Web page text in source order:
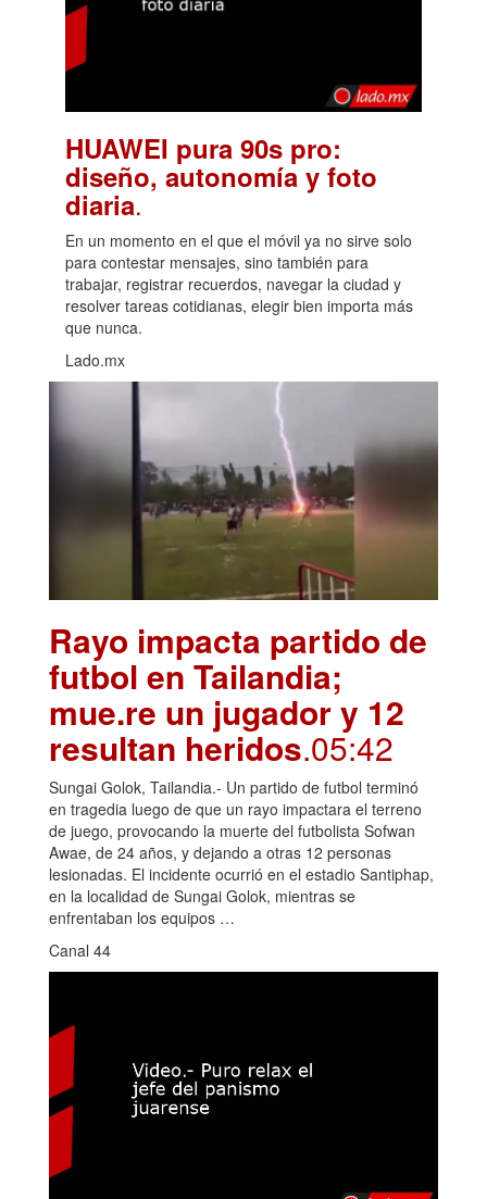
HUAWEI pura 90s pro:
diseño, autonomía y foto
diaria.
En un momento en el que el móvil ya no sirve solo
para contestar mensajes, sino también para
trabajar, registrar recuerdos, navegar la ciudad y
resolver tareas cotidianas, elegir bien importa más
que nunca.
Lado.mx
Rayo impacta partido de
futbol en Tailandia;
mue.re un jugador y 12
resultan heridos.05:42
Sungai Golok, Tailandia.- Un partido de futbol terminó
en tragedia luego de que un rayo impactara el terreno
de juego, provocando la muerte del futbolista Sofwan
Awae, de 24 años, y dejando a otras 12 personas
lesionadas. El incidente ocurrió en el estadio Santiphap,
en la localidad de Sungai Golok, mientras se
enfrentaban los equipos …
Canal 44